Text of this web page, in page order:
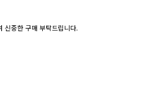
신중한 구매 부탁드립니다.